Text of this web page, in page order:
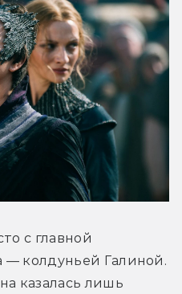
с главной
— колдуньей Галиной.
казалась лишь